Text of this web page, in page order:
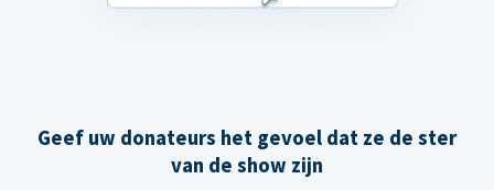
Geef uw donateurs het gevoel dat ze de ster
van de show zijn